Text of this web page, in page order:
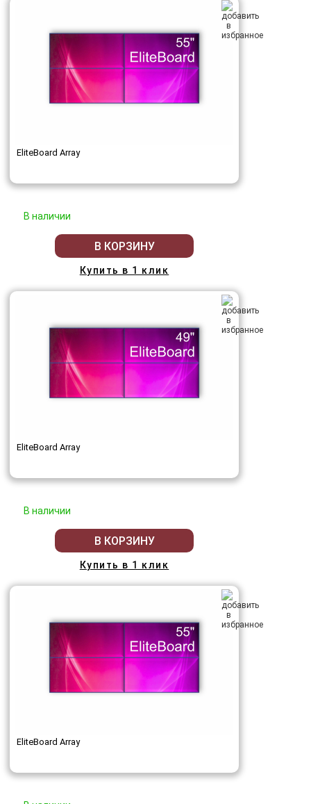
EliteBoard Array
В наличии
В КОРЗИНУ
Купить в 1 клик
EliteBoard Array
В наличии
В КОРЗИНУ
Купить в 1 клик
EliteBoard Array